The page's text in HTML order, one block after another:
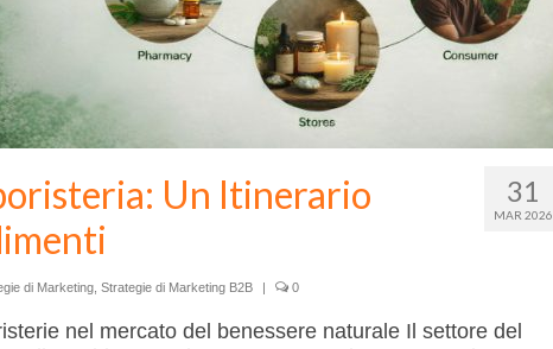
31
MAR 2026
Un Itinerario
di Marketing Strategie di Marketing B2B | 0
nel mercato del benessere naturale Il settore del